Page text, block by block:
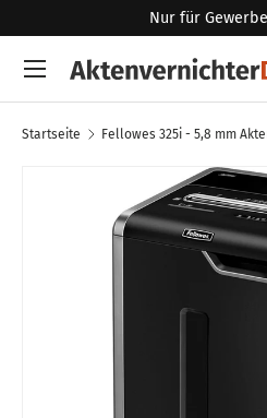
Direkt zum Inhalt
Nur für
Suchen
Art
Menü
Startseite Fellowes 325i - 5,8 mm
Zu Produktinformationen